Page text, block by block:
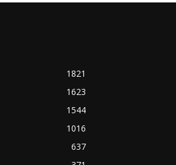
1821
1623
1544
1016
637